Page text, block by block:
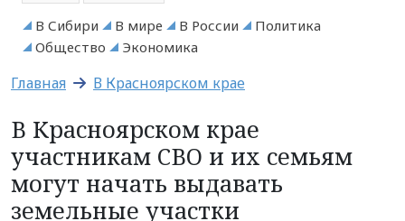
В Сибири В мире В России
Политика
Общество
Экономика
Главная В Красноярском крае
В Красноярском крае
участникам СВО и их семьям
могут начать выдавать
земельные участки